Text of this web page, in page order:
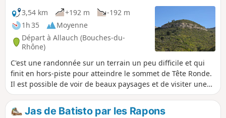
3,54 km
+192 m
-192 m
1h 35
Moyenne
Départ à Allauch (Bouches-du-
Rhône)
C'est une randonnée sur un terrain un peu difficile et qui
finit en hors-piste pour atteindre le sommet de Tête Ronde.
Il est possible de voir de beaux paysages et de visiter une
grotte de Bauxite sur le retour. C'est un petit parcours bien
emprunté
Jas de Batisto par les Rapons